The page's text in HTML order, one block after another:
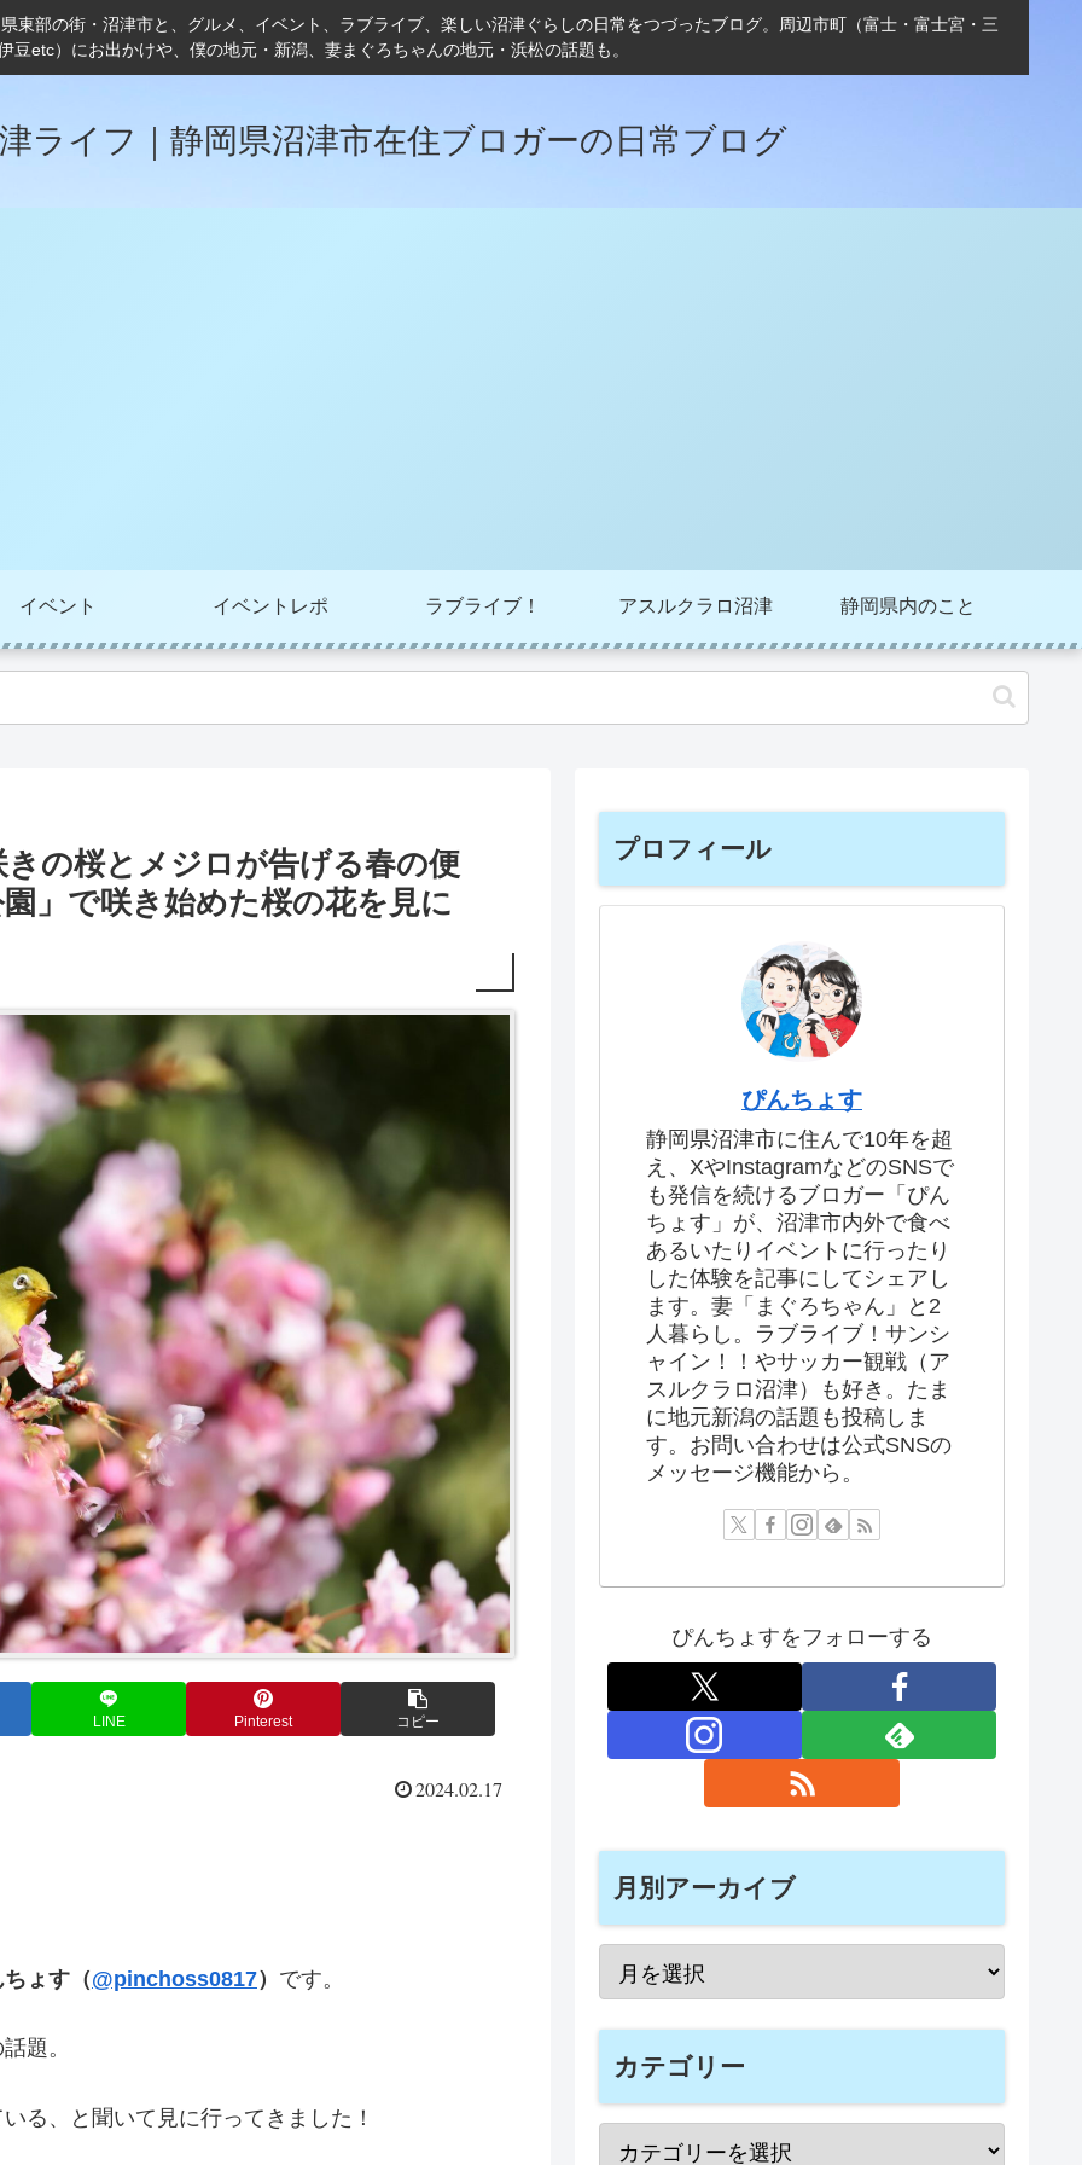
東部の街・沼津市と、グルメ、イベント、ラブライブ、楽しい沼津ぐらしの日常をつづったブログ。周辺市町（富士・富士宮・三
豆etc）にお出かけや、僕の地元・新潟、妻まぐろちゃんの地元・浜松の話題も。
ライフ｜静岡県沼津市在住ブロガーの日常ブログ
イベント イベントレポ ラブライブ！ アスルクラロ沼津 静岡県内のこと
の桜とメジロが告げる春の便
」で咲き始めた桜の花を見に
LINE Pinterest コピー
2024.02.17
ょす（@pinchoss0817） です。
題。
る、と聞いて見に行ってきました！
プロフィール
ぴんちょす
静岡県沼津市に住んで10年を超
え、XやInstagramなどのSNSで
も発信を続けるブロガー「ぴん
ちょす」が、沼津市内外で食べ
あるいたりイベントに行ったり
した体験を記事にしてシェアし
ます。妻「まぐろちゃん」と2
人暮らし。ラブライブ！サンシ
ャイン！！やサッカー観戦（ア
スルクラロ沼津）も好き。たま
に地元新潟の話題も投稿しま
す。お問い合わせは公式SNSの
メッセージ機能から。
ぴんちょすをフォローする
月別アーカイブ
カテゴリー